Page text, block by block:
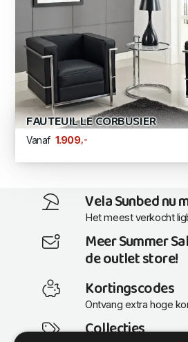
FAUTEUIL LE CORBUSIER
Vanaf 1.909 ,-
Vela Sunbed nu
Het meest verkocht
Meer Summer
de outlet store!
Kortingscodes
Ontvang extra hoge
Collecties